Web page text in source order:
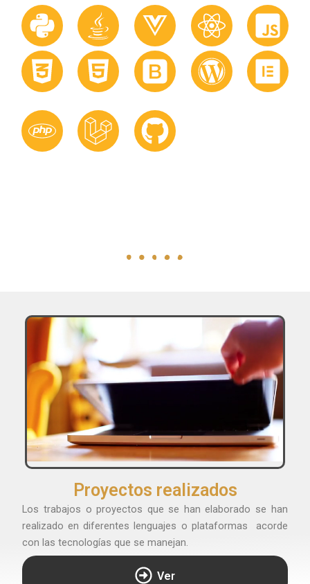
Proyectos realizados
Los trabajos o proyectos que se han elaborado se han
realizado en diferentes lenguajes o plataformas acorde
con las tecnologías que se manejan.
Ver